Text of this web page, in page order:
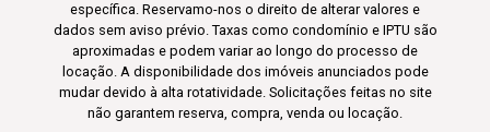
específica. Reservamo-nos o direito de alterar valores e
dados sem aviso prévio. Taxas como condomínio e IPTU são
aproximadas e podem variar ao longo do processo de
locação. A disponibilidade dos imóveis anunciados pode
mudar devido à alta rotatividade. Solicitações feitas no site
não garantem reserva, compra, venda ou locação.